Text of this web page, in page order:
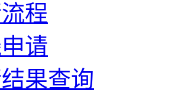
程
请
果查询